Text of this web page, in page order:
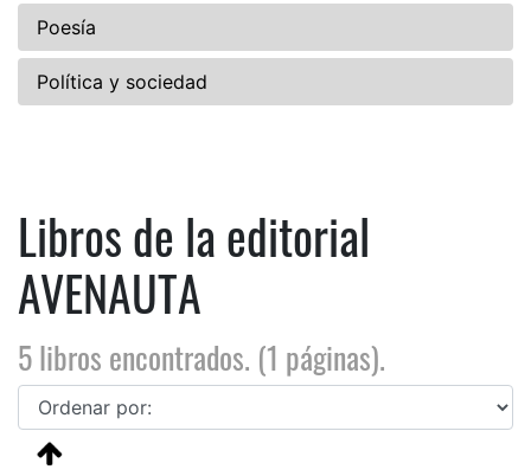
Poesía
Política y sociedad
Libros de la editorial
AVENAUTA
5 libros encontrados. (1 páginas).